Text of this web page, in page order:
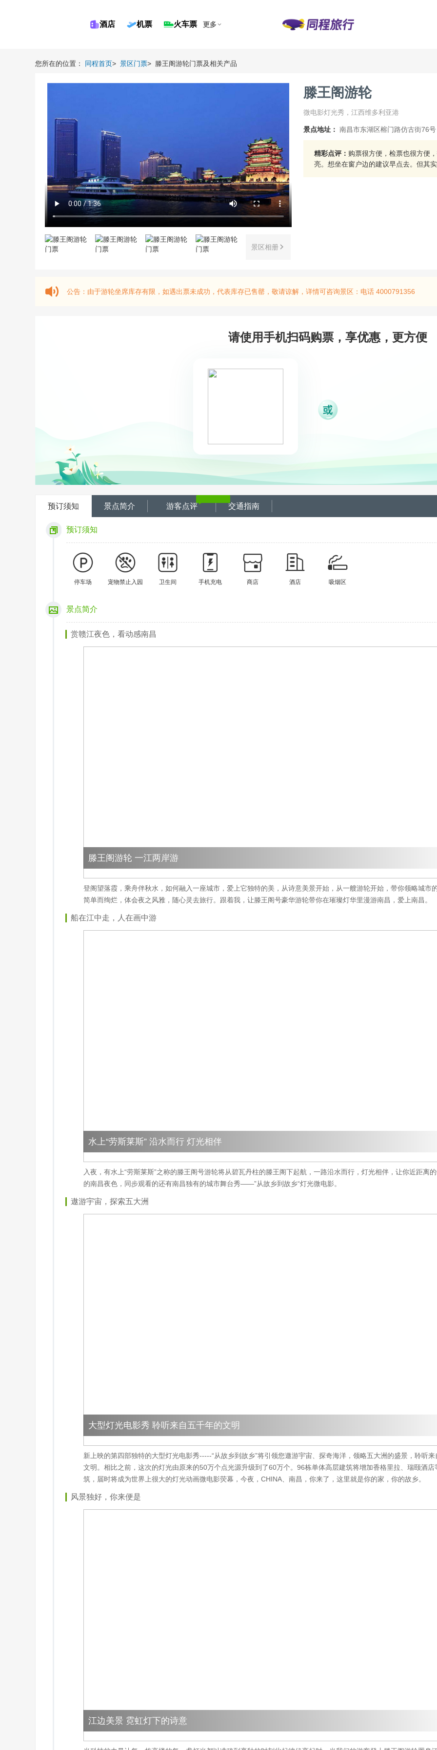
酒店 机票 火车票 更多
您所在的位置： 同程首页> 景区门票> 滕王阁游轮门票及相关产品
景区相册
滕王阁游轮
微电影灯光秀，江西维多利亚港
景点地址： 南昌市东湖区榕门路仿古街76号
精彩点评： 购票很方便，检票也很方便
亮。想坐在窗户边的建议早点去。但其实
公告： 由于游轮坐席库存有限，如遇出票未成功，代表库存已售罄，敬请谅解，详情可咨询景区：电话 4000791356
请使用手机扫码购票，享优惠，更方便
预订须知 景点简介 游客点评 交通指南
预订须知
停车场 宠物禁止入园 卫生间 手机充电 商店 酒店 吸烟区
景点简介
赏赣江夜色，看动感南昌
滕王阁游轮 一江两岸游
登阁望落霞，乘舟伴秋水，如何融入一座城市，爱上它独特的美，从诗意美景开始，从一艘游轮开始，带你领略城市
简单而绚烂，体会夜之风雅，随心灵去旅行。跟着我，让滕王阁号豪华游轮带你在璀璨灯华里漫游南昌，爱上南昌。
船在江中走，人在画中游
水上“劳斯莱斯” 沿水而行 灯光相伴
入夜，有水上“劳斯莱斯”之称的滕王阁号游轮将从碧瓦丹柱的滕王阁下起航，一路沿水而行，灯光相伴，让你近距离
的南昌夜色，同步观看的还有南昌独有的城市舞台秀——”从故乡到故乡“灯光微电影。
遨游宇宙，探索五大洲
大型灯光电影秀 聆听来自五千年的文明
新上映的第四部独特的大型灯光电影秀-----“从故乡到故乡”将引领您遨游宇宙、探奇海洋，领略五大洲的盛景，聆听来
文明。相比之前，这次的灯光由原来的50万个点光源升级到了60万个。96栋单体高层建筑将增加香格里拉、瑞颐酒店
筑，届时将成为世界上很大的灯光动画微电影荧幕，今夜，CHINA、南昌，你来了，这里就是你的家，你的故乡。
风景独好，你来便是
江边美景 霓虹灯下的诗意